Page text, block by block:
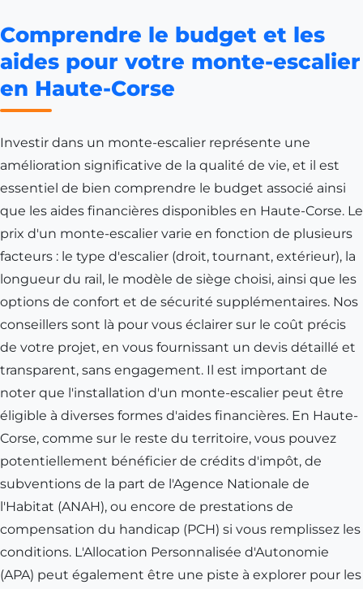
Comprendre le budget et les
aides pour votre monte-escalier
en Haute-Corse
Investir dans un monte-escalier représente une
amélioration significative de la qualité de vie, et il est
essentiel de bien comprendre le budget associé ainsi
que les aides financières disponibles en Haute-Corse. Le
prix d'un monte-escalier varie en fonction de plusieurs
facteurs : le type d'escalier (droit, tournant, extérieur), la
longueur du rail, le modèle de siège choisi, ainsi que les
options de confort et de sécurité supplémentaires. Nos
conseillers sont là pour vous éclairer sur le coût précis
de votre projet, en vous fournissant un devis détaillé et
transparent, sans engagement. Il est important de
noter que l'installation d'un monte-escalier peut être
éligible à diverses formes d'aides financières. En Haute-
Corse, comme sur le reste du territoire, vous pouvez
potentiellement bénéficier de crédits d'impôt, de
subventions de la part de l'Agence Nationale de
l'Habitat (ANAH), ou encore de prestations de
compensation du handicap (PCH) si vous remplissez les
conditions. L'Allocation Personnalisée d'Autonomie
(APA) peut également être une piste à explorer pour les